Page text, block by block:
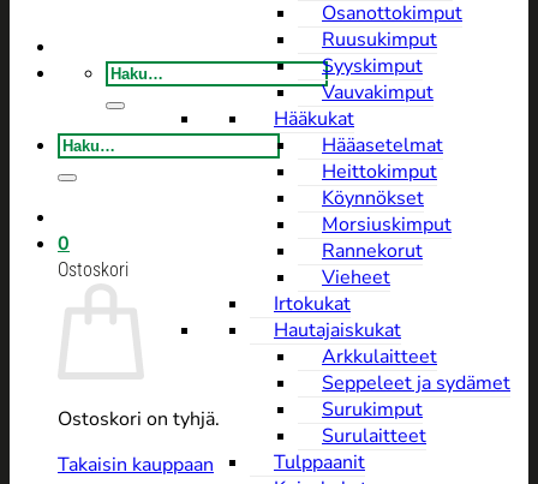
Etsi:
Etsi:
0
Ostoskori
Ostoskori on tyhjä.
Takaisin kauppaan
Osanottokimput
Ruusukimput
Syyskimput
Vauvakimput
Hääkukat
Hääasetelmat
Heittokimput
Köynnökset
Morsiuskimput
Rannekorut
Vieheet
Irtokukat
Hautajaiskukat
Arkkulaitteet
Seppeleet ja sydämet
Surukimput
Surulaitteet
Tulppaanit